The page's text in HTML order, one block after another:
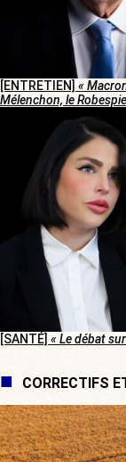
[ENTRETIEN] «
Mélenchon, le
[SANTÉ] « Le débat
CORRECTIFS